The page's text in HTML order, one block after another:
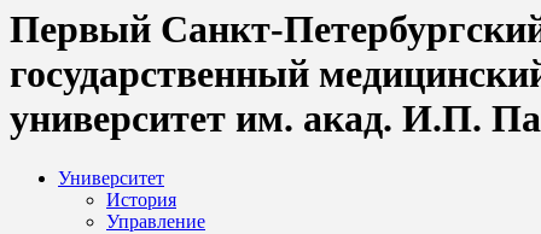
Первый Санкт-
государственный
университет им. акад. И.П.
Университет
История
Управление